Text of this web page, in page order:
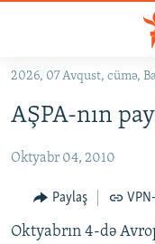
Əsas
qayıt
naviqasiyaya
Axtarışa
keç
#İZAHLA
KORRUPSIOMETR
#ƏSLINDƏ
FƏRQƏ BAX
2026, 07 Avqust, cümə,
AŞPA-nın
Oktyabr 04, 2010
Paylaş
Oktyabrın 4-də